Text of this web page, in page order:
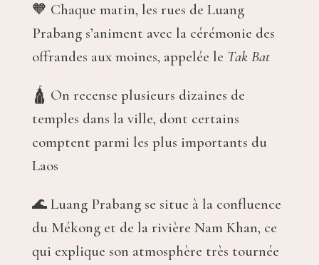
🧡 Chaque matin, les rues de Luang
Prabang s’animent avec la cérémonie des
offrandes aux moines, appelée le Tak Bat
🛕 On recense plusieurs dizaines de
temples dans la ville, dont certains
comptent parmi les plus importants du
Laos
🌊 Luang Prabang se situe à la confluence
du Mékong et de la rivière Nam Khan, ce
qui explique son atmosphère très tournée